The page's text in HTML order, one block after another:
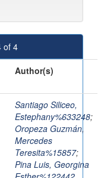
of 4
Author(s)
Santiago Siliceo,
Estephany%633248;
Oropeza Guzmán,
Mercedes
Teresita%15857;
Pina Luis, Georgina